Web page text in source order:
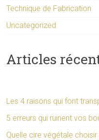
Technique de Fabrication
Uncategorized
Articles
Les 4 raisons qui font
5 erreurs qui ruinent vos
Quelle cire végétale